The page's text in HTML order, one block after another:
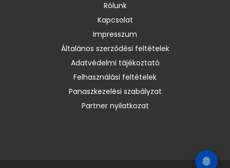
Rólunk
Kapcsolat
Impresszum
Általános szerződési feltételek
Adatvédelmi tájékoztató
Felhasználási feltételek
Panaszkezelési szabályzat
Partner nyilatkozat